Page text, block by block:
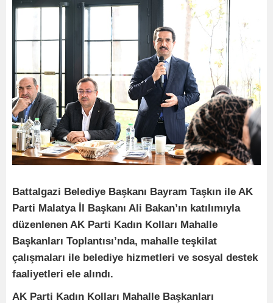
Battalgazi Belediye Başkanı Bayram Taşkın ile AK
Parti Malatya İl Başkanı Ali Bakan’ın katılımıyla
düzenlenen AK Parti Kadın Kolları Mahalle
Başkanları Toplantısı’nda, mahalle teşkilat
çalışmaları ile belediye hizmetleri ve sosyal destek
faaliyetleri ele alındı.
AK Parti Kadın Kolları Mahalle Başkanları